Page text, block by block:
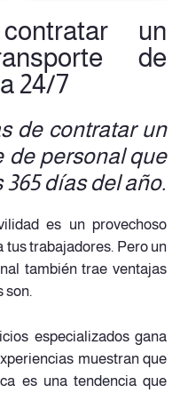
un
de
24/7
de contratar un
de personal que
días del año.
es un provechoso
tus trabajadores. Pero un
también trae ventajas
son.
especializados gana
muestran que
es una tendencia que